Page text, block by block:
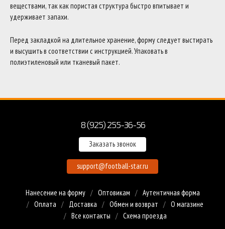
веществами, так как пористая структура быстро впитывает и
удерживает запахи.
Перед закладкой на длительное хранение, форму следует выстирать
и высушить в соответствии с инструкцией. Упаковать в
полиэтиленовый или тканевый пакет.
8 (925) 255-36-56
Заказать звонок
support@football-star.ru
Нанесение на форму Оптовикам
Аутентичная форма
Оплата
Доставка Обмен и возврат
О магазине
Все контакты
Схема проезда